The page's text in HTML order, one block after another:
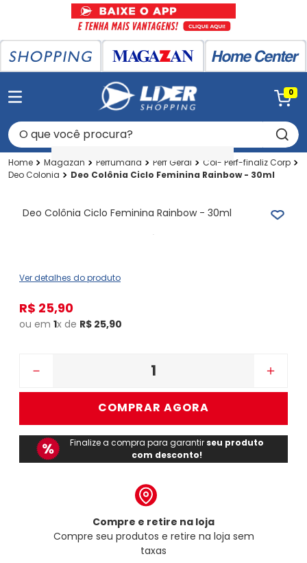
0
O que você procura?
Magazan Perfumaria Perf Geral
Col- Perf-finaliz Corp
Deo Colonia
Deo Colônia Ciclo Feminina Rainbow - 30ml
Deo Colônia Ciclo Feminina Rainbow - 30ml
Ver detalhes do produto
R$ 25,90
ou em 1x de R$ 25,90
＋
－
COMPRAR AGORA
Finalize a compra para garantir seu produto
com desconto!
Compre e retire na loja
Compre seu produtos e retire na loja sem
taxas